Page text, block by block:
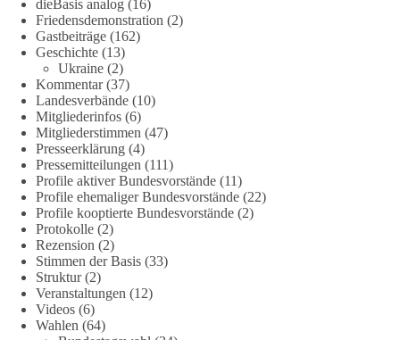
36 60
DieBasis
24 Stunden zuvor
🕊 Wir wollen den Krieg mit Russland nicht!
Am 20. Juni 2026 fand in Berlin am Brandenburger Tor die
Demonstration mit dem Motto „Russland ist nicht unser
Feind“ statt.
Hier ein Auszug aus der Rede von der
Bundestagsabgeordneten Sevim Dağdelen (BSW).
„Wir müssen Nein sagen zu diesem stinkenden
dieBasis analog (16)
Friedensdemonstration (2)
Gastbeiträge (162)
Geschichte (13)
Ukraine (2)
Kommentar(37)
Landesverbände (10)
Mitgliederinfos (6)
Mitgliederstimmen (47)
Presseerklärung (4)
Pressemitteilungen (111)
Profile aktiver Bundesvorstände (11)
Profile ehemaliger Bundesvorstände (22)
Profile kooptierte Bundesvorstände (2)
Protokolle (2)
Rezension (2)
Stimmen der Basis (33)
Struktur(2)
Veranstaltungen (12)
Videos (6)
Wahlen (64)